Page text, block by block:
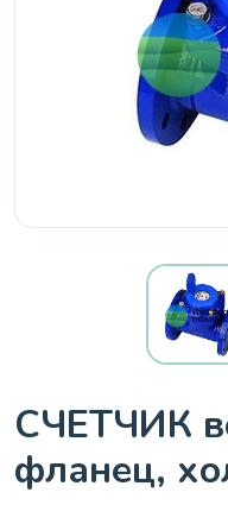
СЧЕТЧИК
фланец,